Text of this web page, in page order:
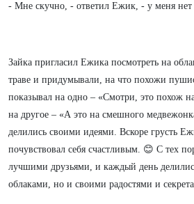
- Мне скучно, - ответил Ежик, - у меня нет
Зайка пригласил Ежика посмотреть на
траве и придумывали, на что похожи
показывал на одно – «Смотри, это похож
на другое – «А это на смешного
делились своими идеями. Вскоре грусть
почувствовал себя счастливым. 😊 С тех
лучшими друзьями, и каждый день
облаками, но и своими радостями и